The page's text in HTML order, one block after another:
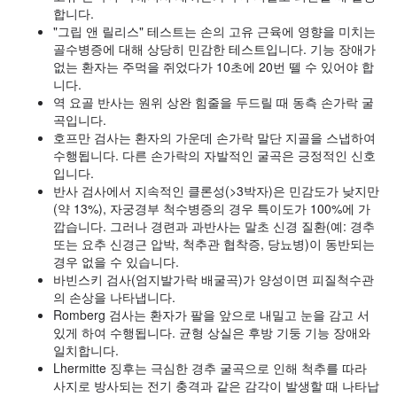
합니다.
"그립 앤 릴리스" 테스트는 손의 고유 근육에 영향을 미치는
골수병증에 대해 상당히 민감한 테스트입니다. 기능 장애가
없는 환자는 주먹을 쥐었다가 10초에 20번 뗄 수 있어야 합
니다.
역 요골 반사는 원위 상완 힘줄을 두드릴 때 동측 손가락 굴
곡입니다.
호프만 검사는 환자의 가운데 손가락 말단 지골을 스냅하여
수행됩니다. 다른 손가락의 자발적인 굴곡은 긍정적인 신호
입니다.
반사 검사에서 지속적인 클론성(>3박자)은 민감도가 낮지만
(약 13%), 자궁경부 척수병증의 경우 특이도가 100%에 가
깝습니다. 그러나 경련과 과반사는 말초 신경 질환(예: 경추
또는 요추 신경근 압박, 척추관 협착증, 당뇨병)이 동반되는
경우 없을 수 있습니다.
바빈스키 검사(엄지발가락 배굴곡)가 양성이면 피질척수관
의 손상을 나타냅니다.
Romberg 검사는 환자가 팔을 앞으로 내밀고 눈을 감고 서
있게 하여 수행됩니다. 균형 상실은 후방 기둥 기능 장애와
일치합니다.
Lhermitte 징후는 극심한 경추 굴곡으로 인해 척추를 따라
사지로 방사되는 전기 충격과 같은 감각이 발생할 때 나타납